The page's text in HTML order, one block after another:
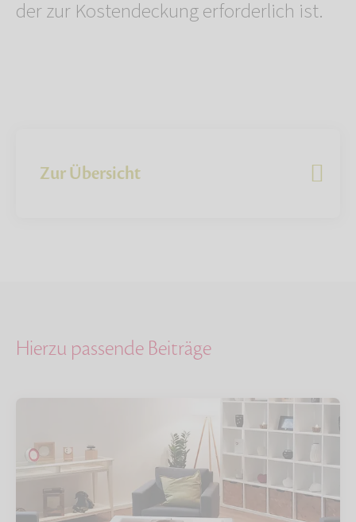
der zur Kostendeckung erforderlich ist.
Zur Übersicht
Hierzu passende Beiträge